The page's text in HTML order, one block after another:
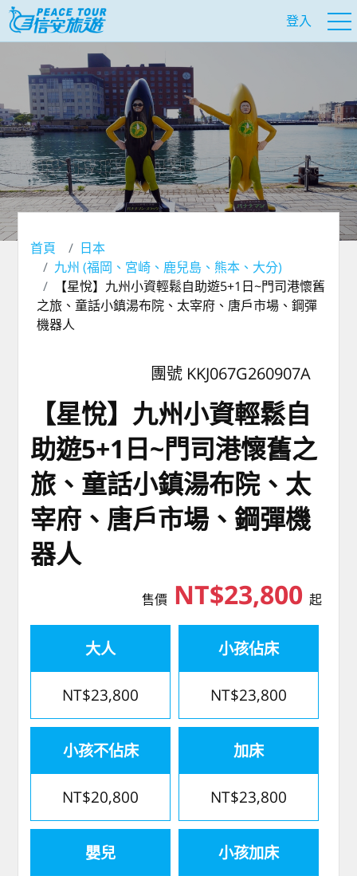
登入
首頁
日本
九州 (福岡、宮崎、鹿兒島、熊本、大分)
【星悅】九州小資輕鬆自助遊5+1日~門司港懷舊
之旅、童話小鎮湯布院、太宰府、唐戶市場、鋼彈
機器人
團號 KKJ067G260907A
【星悅】九州小資輕鬆自
助遊5+1日~門司港懷舊之
旅、童話小鎮湯布院、太
宰府、唐戶市場、鋼彈機
器人
售價NT$23,800 起
大人
NT$23,800
小孩佔床
NT$23,800
小孩不佔床
NT$20,800
加床
NT$23,800
嬰兒 小孩加床